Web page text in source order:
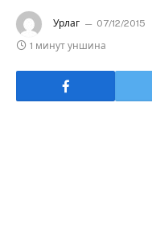
Урлаг 07/12/2015
1 минут уншина